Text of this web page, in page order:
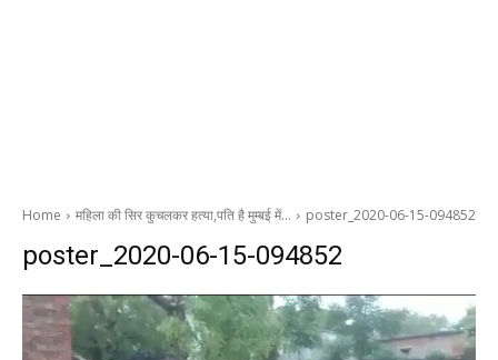
Home महिला की सिर कुचलकर हत्या,पति है मुम्बई में… poster_2020-06-15-094852
poster_2020-06-15-094852